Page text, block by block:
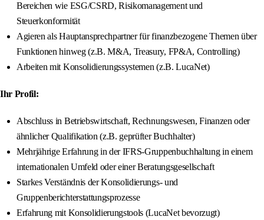
Bereichen wie ESG/CSRD, Risikomanagement und
Steuerkonformität
Agieren als Hauptansprechpartner für finanzbezogene Themen über
Funktionen hinweg (z.B. M&A, Treasury, FP&A, Controlling)
Arbeiten mit Konsolidierungssystemen (z.B. LucaNet)
Ihr Profil:
Abschluss in Betriebswirtschaft, Rechnungswesen, Finanzen oder
ähnlicher Qualifikation (z.B. geprüfter Buchhalter)
Mehrjährige Erfahrung in der IFRS-Gruppenbuchhaltung in einem
internationalen Umfeld oder einer Beratungsgesellschaft
Starkes Verständnis der Konsolidierungs- und
Gruppenberichterstattungsprozesse
Erfahrung mit Konsolidierungstools (LucaNet bevorzugt)